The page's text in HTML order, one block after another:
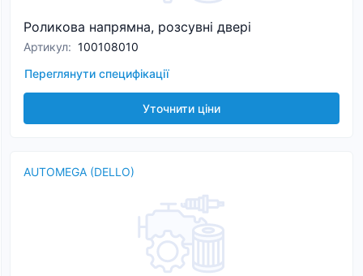
Роликова напрямна, розсувні двері
Артикул: 100108010
Переглянути специфікації
Уточнити ціни
AUTOMEGA (DELLO)